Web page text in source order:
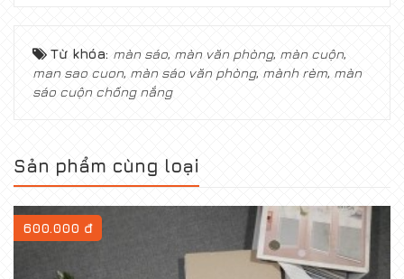
Từ khóa: màn sáo, màn văn phòng, màn cuộn,
man sao cuon, màn sáo văn phòng, mành rèm, màn
sáo cuộn chống nắng
Sản phẩm cùng loại
600.000 đ